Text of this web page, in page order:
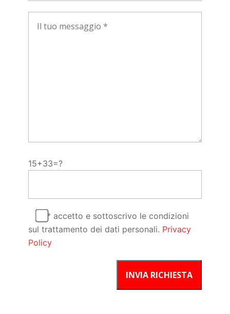
15+33=?
* accetto e sottoscrivo le condizioni
sul trattamento dei dati personali. Privacy
Policy